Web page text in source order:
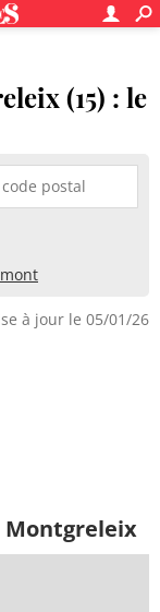
(15) : le
à jour le 05/01/26
Montgreleix